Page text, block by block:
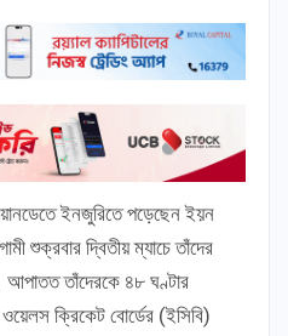
ইনজুরিতে পড়েছেন ইয়ন
শুক্রবার দ্বিতীয় ম্যাচে তাঁদের
আপাতত তাঁদেরকে ৪৮ ঘণ্টার
ওয়েলস ক্রিকেট বোর্ডের (ইসিবি)